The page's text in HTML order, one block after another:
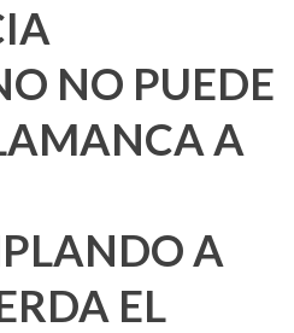
NO PUEDE
A
A
EL